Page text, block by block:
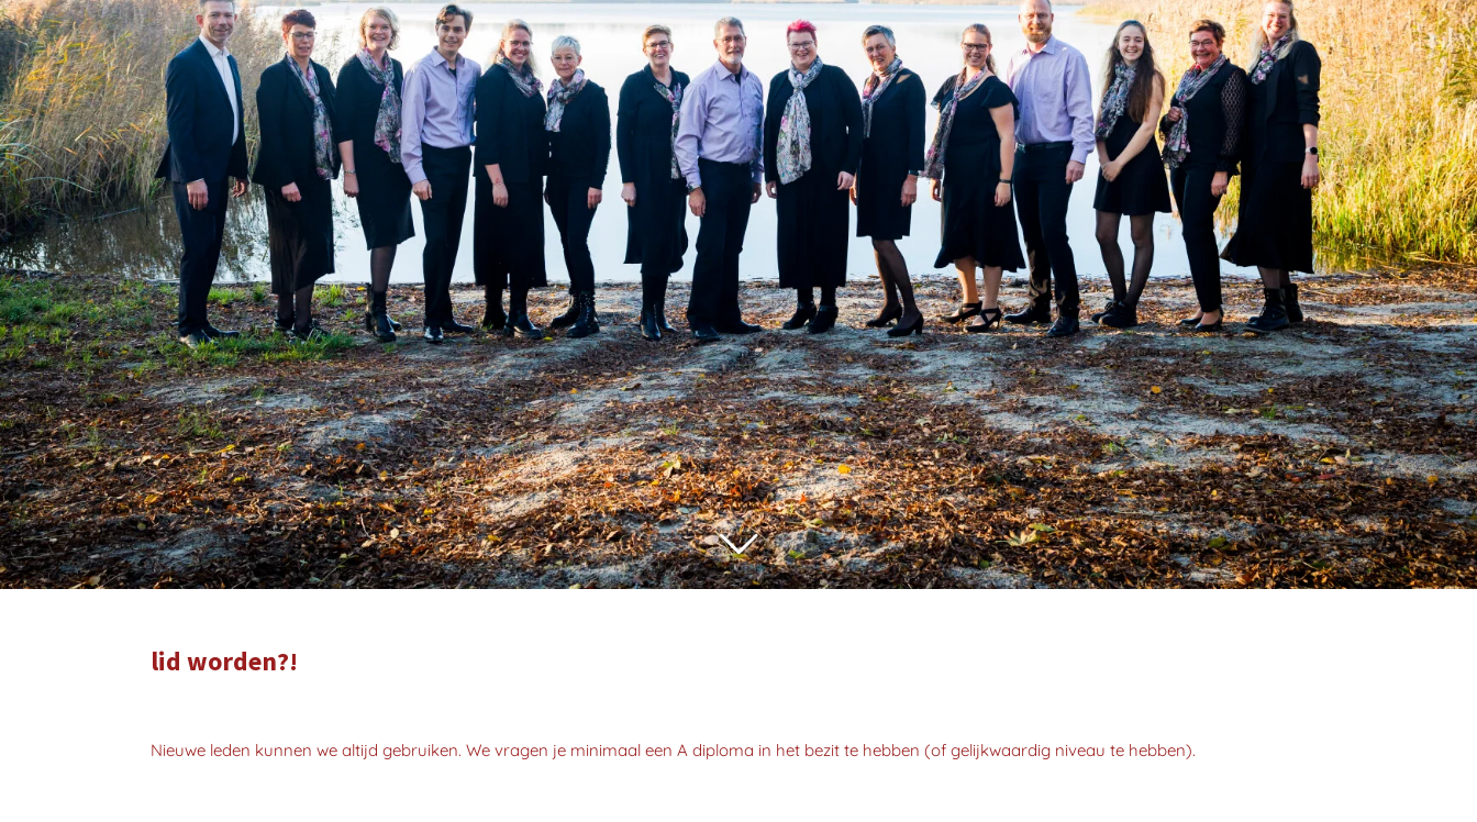
lid worden?!
Nieuwe leden kunnen we altijd gebruiken. We vragen je minimaal een A diploma in het bezit te hebben (of gelijkwaardig niveau te hebben).